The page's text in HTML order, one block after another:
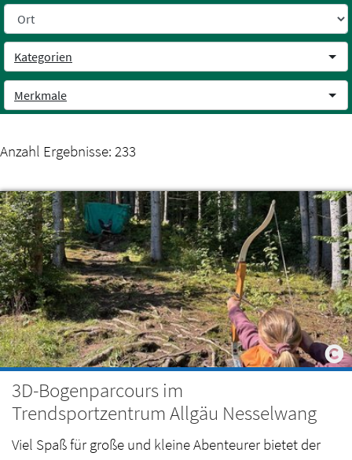
Weiter zum Inhalt
Kategorien
Merkmale
Anzahl Ergebnisse: 233
3D-Bogenparcours im
Trendsportzentrum Allgäu Nesselwang
Viel Spaß für große und kleine Abenteurer bietet der